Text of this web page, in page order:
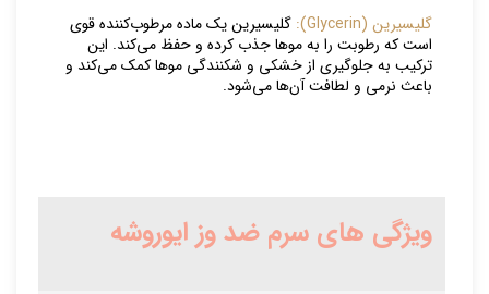
گلیسیرین (Glycerin):
گلیسیرین یک ماده مرطوب‌کننده قوی
است که رطوبت را به موها جذب کرده و حفظ می‌کند. این
ترکیب به جلوگیری از خشکی و شکنندگی موها کمک می‌کند و
باعث نرمی و لطافت آن‌ها می‌شود.
ویژگی های سرم ضد وز ایوروشه